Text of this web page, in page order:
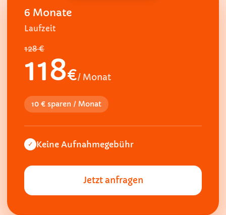
6 Monate
Laufzeit
128 €
118€/ Monat
10 € sparen / Monat
✓ Keine Aufnahmegebühr
Jetzt anfragen